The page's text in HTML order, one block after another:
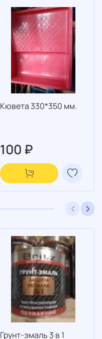
Кювета 330*350 мм.
100 ₽
Грунт-эмаль 3 в 1